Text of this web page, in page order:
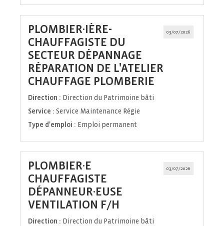
03/07/2026
PLOMBIER·IÈRE-
CHAUFFAGISTE DU
SECTEUR DÉPANNAGE
RÉPARATION DE L'ATELIER
CHAUFFAGE PLOMBERIE
Direction : Direction du Patrimoine bâti
Service : Service Maintenance Régie
Type d'emploi : Emploi permanent
03/07/2026
PLOMBIER·E
CHAUFFAGISTE
DÉPANNEUR·EUSE
VENTILATION F/H
fenêtre)
Direction : Direction du Patrimoine bâti